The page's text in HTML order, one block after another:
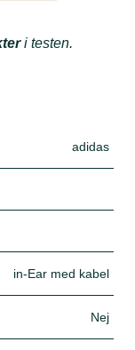
i testen.
adidas
in-Ear med kabel
Nej